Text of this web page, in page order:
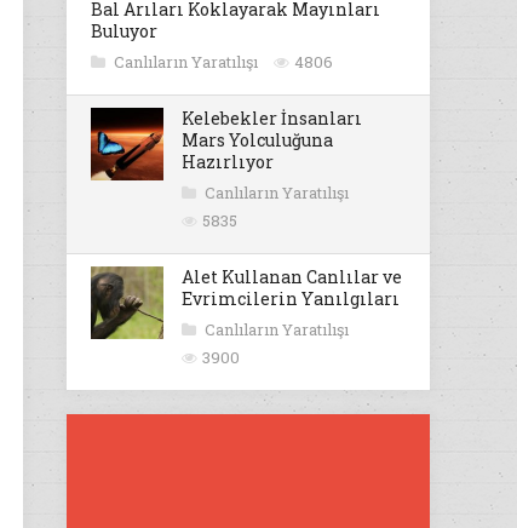
Bal Arıları Koklayarak Mayınları
Buluyor
Canlıların Yaratılışı 4806
Kelebekler İnsanları
Mars Yolculuğuna
Hazırlıyor
Canlıların Yaratılışı
5835
Alet Kullanan Canlılar ve
Evrimcilerin Yanılgıları
Canlıların Yaratılışı
3900